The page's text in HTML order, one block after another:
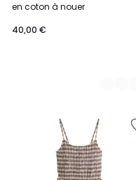
en coton à nouer
€.
40,00 €